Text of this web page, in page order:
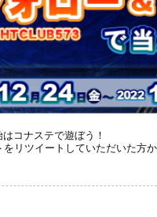
コナステで遊ぼう！
リツイートしていただいた方